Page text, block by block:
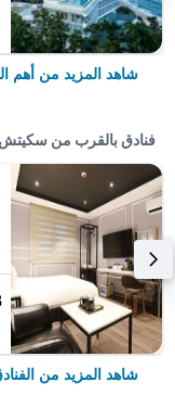
شاهد المزيد من أهم
فنادق بالقرب من
شاهد المزيد من